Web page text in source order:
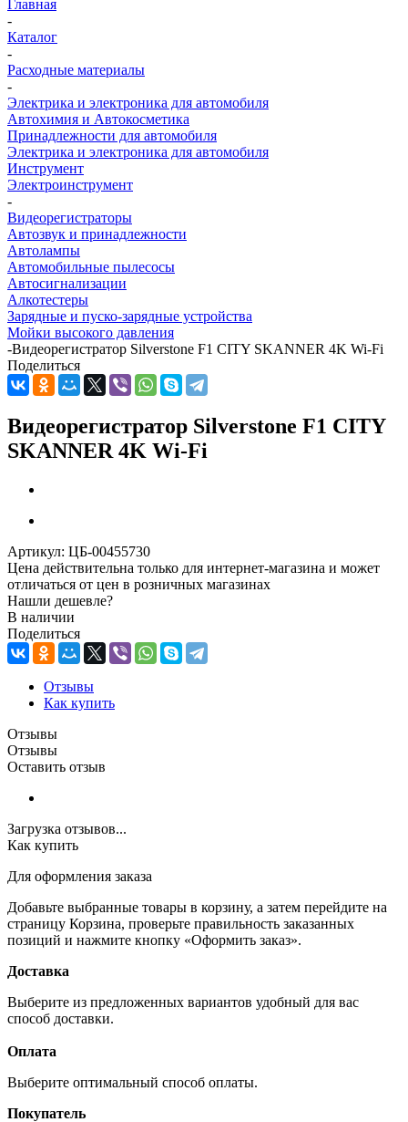
Главная
-
Каталог
-
Расходные материалы
-
Электрика и электроника для автомобиля
Автохимия и Автокосметика
Принадлежности для автомобиля
Электрика и электроника для автомобиля
Инструмент
Электроинструмент
-
Видеорегистраторы
Автозвук и принадлежности
Автолампы
Автомобильные пылесосы
Автосигнализации
Алкотестеры
Зарядные и пуско-зарядные устройства
Мойки высокого давления
-Видеорегистратор Silverstone F1 CITY SKANNER 4K Wi-Fi
Поделиться
Видеорегистратор Silverstone F1 CITY
SKANNER 4K Wi-Fi
Артикул: ЦБ-00455730
Цена действительна только для интернет-магазина и может
отличаться от цен в розничных магазинах
Нашли дешевле?
В наличии
Поделиться
Отзывы
Как купить
Отзывы
Отзывы
Оставить отзыв
Загрузка отзывов...
Как купить
Для оформления заказа
Добавьте выбранные товары в корзину, а затем перейдите на
страницу Корзина, проверьте правильность заказанных
позиций и нажмите кнопку «Оформить заказ».
Доставка
Выберите из предложенных вариантов удобный для вас
способ доставки.
Оплата
Выберите оптимальный способ оплаты.
Покупатель